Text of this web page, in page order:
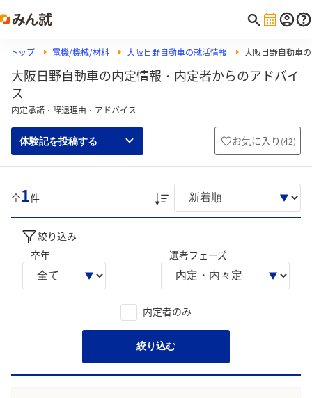
トップ 電機/機械/材料 大阪日野自動車の就活情報 大阪日野自動車
大阪日野自動車の内定情報・内定者からのアドバイ
ス
内定承諾・辞退理由・アドバイス
体験記を投稿する お気に入り (42)
全1件
絞り込み
卒年
選考フェーズ
内定者のみ
絞り込む